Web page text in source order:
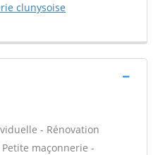
clunysoise
- Rénovation
maçonnerie -